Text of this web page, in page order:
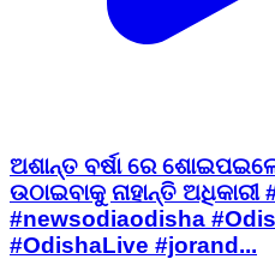
ଅଶାନ୍ତ ବର୍ଷା ରେ
ଉଠାଇବାକୁ ନାହାନ୍ତି ଅଧିକାରୀ
#newsodiaodisha
#OdishaLive #jorand...